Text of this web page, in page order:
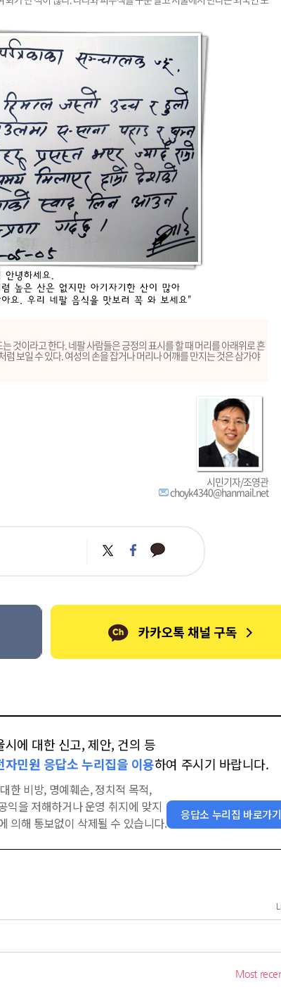
것이라고 한다. 네팔 사람들은 긍정의 표시를 할 때 머리를 아래위로 흔
보일 수 있다. 여성의 손을 잡거나 머리나 어깨를 만지는 것은 삼가야
시민기자/조영관
choyk4340@hanmail.net
트
위
페
이
카
카
에 대한 신고, 제안, 건의 등
자민원 응답소 누리집을 이용하여 주시기 바랍니다.
한 비방, 명예훼손, 정치적 목적,
익을 저해하거나 운영 취지에 맞지
의해 통보없이 삭제될 수 있습니다.
응답소 누리집 바로가기